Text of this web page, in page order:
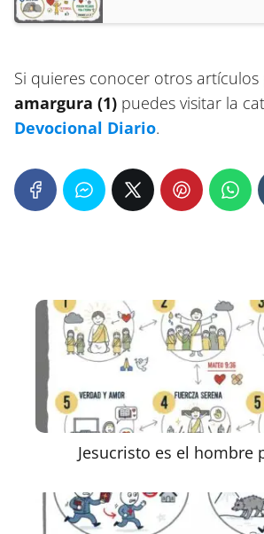
Si quieres conocer otros artículos
amargura (1) puedes visitar la
Devocional Diario.
Jesucristo es el hombre